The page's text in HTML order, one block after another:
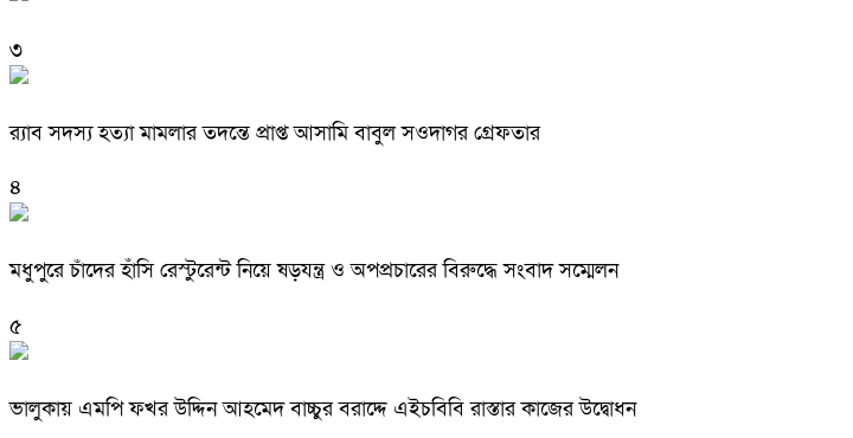
৩
র‌্যাব সদস্য হত্যা মামলার তদন্তে প্রাপ্ত আসামি বাবুল সওদাগর গ্রেফতার
৪
মধুপুরে চাঁদের হাঁসি রেস্টুরেন্ট নিয়ে ষড়যন্ত্র ও অপপ্রচারের বিরুদ্ধে সংবাদ সম্মেলন
৫
ভালুকায় এমপি ফখর উদ্দিন আহমেদ বাচ্চুর বরাদ্দে এইচবিবি রাস্তার কাজের উদ্বোধন